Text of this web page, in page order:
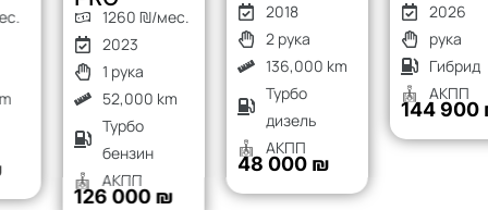
1260 ₪/мес.
2023
1 рука
52,000 km
Турбо
бензин
АКПП
126 000 ₪
2018
2 рука
136,000 km
Турбо
дизель
АКПП
48 000 ₪
2026
рука
Гибрид
АКПП
144 900 ₪